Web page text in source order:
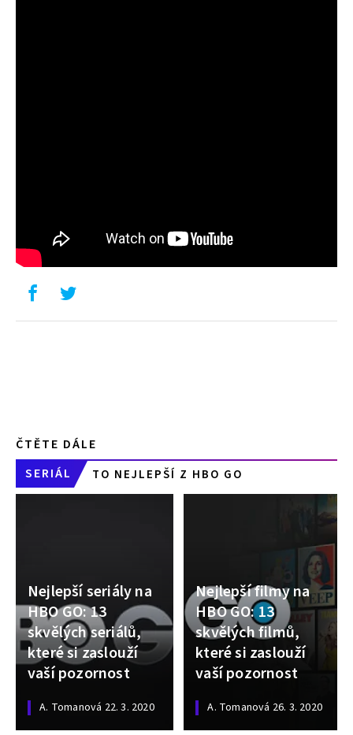
ČTĚTE DÁLE
SERIÁL
TO NEJLEPŠÍ Z HBO GO
Nejlepší seriály na
HBO GO: 13
skvělých seriálů,
které si zaslouží
vaší pozornost
A. Tomanová 22. 3. 2020
Nejlepší filmy na
HBO GO: 13
skvělých filmů,
které si zaslouží
vaší pozornost
A. Tomanová 26. 3. 2020